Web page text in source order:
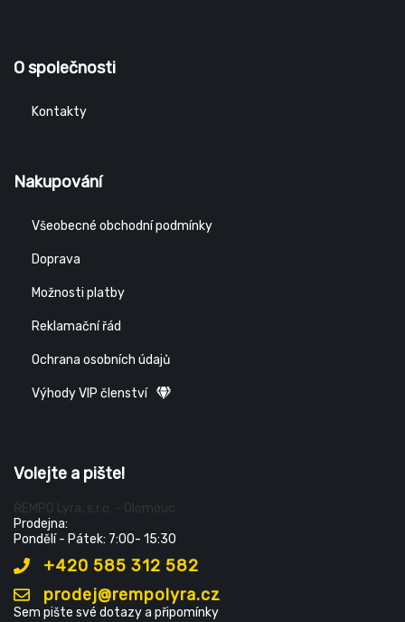
O společnosti
Kontakty
Nakupování
Všeobecné obchodní podmínky
Doprava
Možnosti platby
Reklamační řád
Ochrana osobních údajů
Výhody VIP členství
Volejte a pište!
ŘEMPO Lyra, s.r.o. - Olomouc
Prodejna:
Pondělí - Pátek: 7:00- 15:30
+420 585 312 582
prodej@rempolyra.cz
Sem pište své dotazy a připomínky